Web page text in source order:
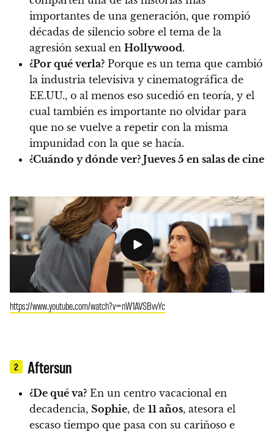
importantes de una generación, que rompió
décadas de silencio sobre el tema de la
agresión sexual en Hollywood.
¿Por qué verla? Porque es un tema que cambió
la industria televisiva y cinematográfica de
EE.UU., o al menos eso sucedió en teoría, y el
cual también es importante no olvidar para
que no se vuelve a repetir con la misma
impunidad con la que se hacía.
¿Cuándo y dónde ver? Jueves 5 en salas de cine
https://www.youtube.com/watch?v=nW1AVSBvvYc
2 Aftersun
¿De qué va? En un centro vacacional en
decadencia, Sophie, de 11 años, atesora el
escaso tiempo que pasa con su cariñoso e